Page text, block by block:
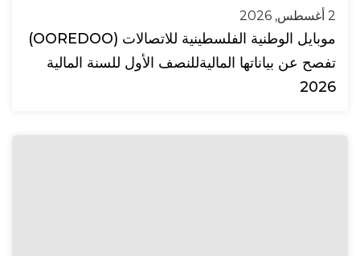
2 أغسطس, 2026
موبايل الوطنية الفلسطينية للاتصالات (OOREDOO)
تفصح عن بياناتها الماليةللنصف الأول للسنة المالية
2026